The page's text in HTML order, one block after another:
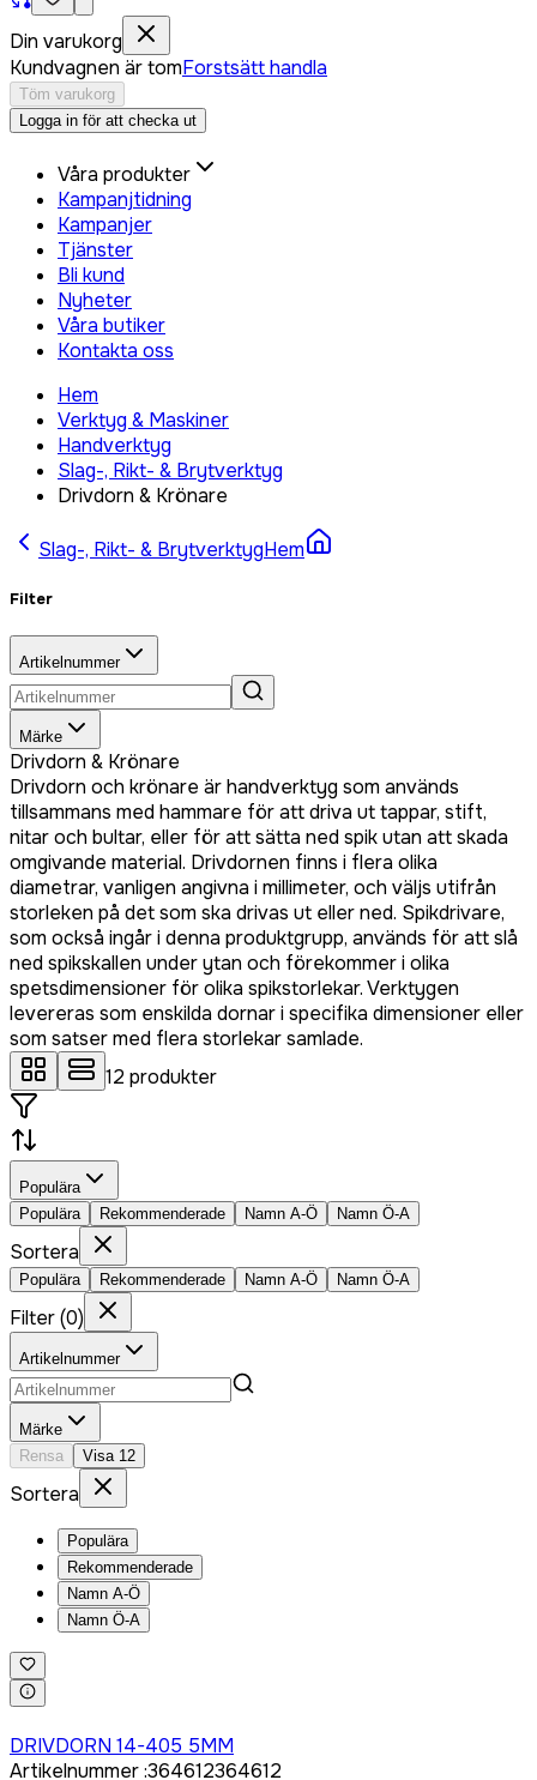
Din varukorg
Kundvagnen är tomForstsätt handla
Töm varukorg
Logga in för att checka ut
Våra produkter
Kampanjtidning
Kampanjer
Tjänster
Bli kund
Nyheter
Våra butiker
Kontakta oss
Hem
Verktyg & Maskiner
Handverktyg
Slag-, Rikt- & Brytverktyg
Drivdorn & Krönare
Slag-, Rikt- & BrytverktygHem
Filter
Artikelnummer
Märke
Drivdorn & Krönare
Drivdorn och krönare är handverktyg som används
tillsammans med hammare för att driva ut tappar, stift,
nitar och bultar, eller för att sätta ned spik utan att skada
omgivande material. Drivdornen finns i flera olika
diametrar, vanligen angivna i millimeter, och väljs utifrån
storleken på det som ska drivas ut eller ned. Spikdrivare,
som också ingår i denna produktgrupp, används för att slå
ned spikskallen under ytan och förekommer i olika
spetsdimensioner för olika spikstorlekar. Verktygen
levereras som enskilda dornar i specifika dimensioner eller
som satser med flera storlekar samlade.
12 produkter
Populära
Populära
Rekommenderade Namn A-Ö Namn Ö-A
Sortera
Populära Rekommenderade Namn A-Ö Namn Ö-A
Filter(0)
Artikelnummer
Märke
Rensa
Visa 12
Sortera
Populära
Rekommenderade
Namn A-Ö
Namn Ö-A
DRIVDORN 14-405 5MM
Artikelnummer:364612364612